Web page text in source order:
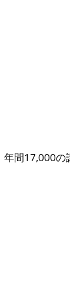
間17,000